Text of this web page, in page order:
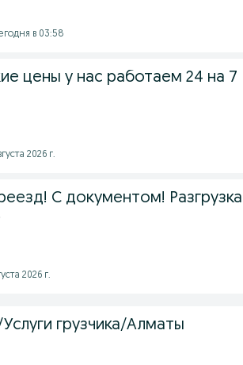
в 03:58
цены у нас работаем 24 на 7
2026 г.
С документом! Разгрузка
2026 г.
грузчика/Алматы